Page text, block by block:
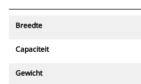
Breedte
Capaciteit
Gewicht